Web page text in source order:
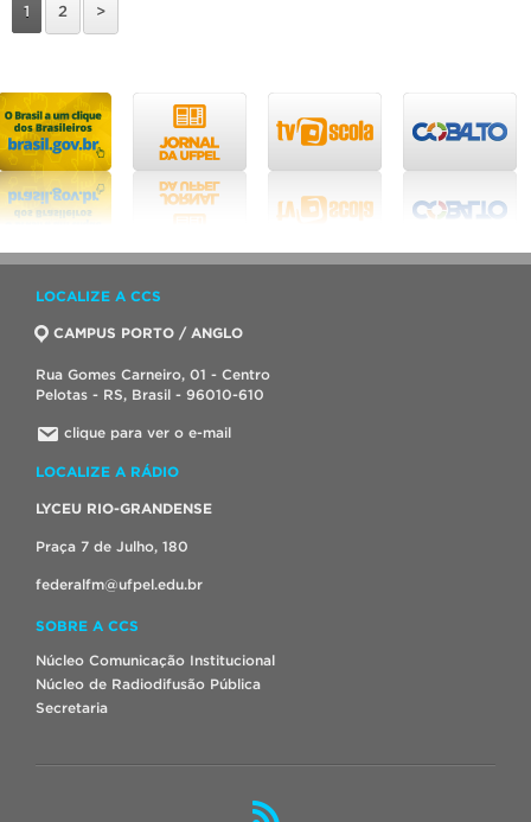
1 2 >
LOCALIZE A CCS
CAMPUS PORTO / ANGLO
Rua Gomes Carneiro, 01 - Centro
Pelotas - RS, Brasil - 96010-610
clique para ver o e-mail
LOCALIZE A RÁDIO
LYCEU RIO-GRANDENSE
Praça 7 de Julho, 180
federalfm@ufpel.edu.br
SOBRE A CCS
Núcleo Comunicação Institucional
Núcleo de Radiodifusão Pública
Secretaria